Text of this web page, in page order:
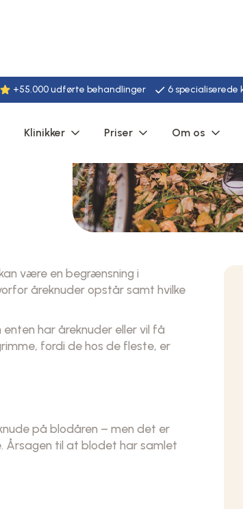
+55.000 udførte behandlinger 6 specialiserede
Klinikker Priser Om os
være en begrænsning i
åreknuder opstår samt hvilke
har åreknuder eller vil få
fordi de hos de fleste, er
på blodåren – men det er
Årsagen til at blodet har samlet